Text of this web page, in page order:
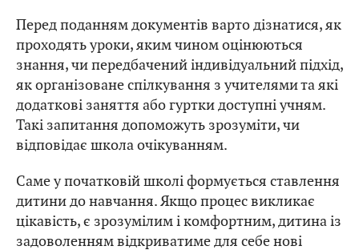
Перед поданням документів варто дізнатися, як
проходять уроки, яким чином оцінюються
знання, чи передбачений індивідуальний підхід,
як організоване спілкування з учителями та які
додаткові заняття або гуртки доступні учням.
Такі запитання допоможуть зрозуміти, чи
відповідає школа очікуванням.
Саме у початковій школі формується ставлення
дитини до навчання. Якщо процес викликає
цікавість, є зрозумілим і комфортним, дитина із
задоволенням відкриватиме для себе нові